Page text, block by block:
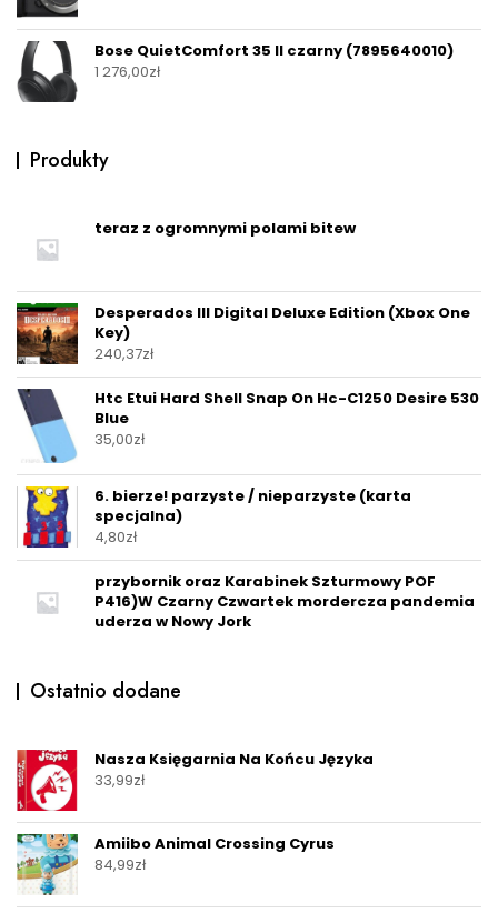
Bose QuietComfort 35 II czarny (7895640010)
1 276,00zł
Produkty
teraz z ogromnymi polami bitew
Desperados III Digital Deluxe Edition (Xbox One
Key)
240,37zł
Htc Etui Hard Shell Snap On Hc-C1250 Desire 530
Blue
35,00zł
6. bierze! parzyste / nieparzyste (karta
specjalna)
4,80zł
przybornik oraz Karabinek Szturmowy POF
P416)W Czarny Czwartek mordercza pandemia
uderza w Nowy Jork
Ostatnio dodane
Nasza Księgarnia Na Końcu Języka
33,99zł
Amiibo Animal Crossing Cyrus
84,99zł